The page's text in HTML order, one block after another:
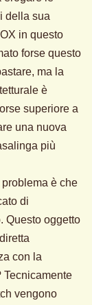
della sua
in questo
forse questo
ma la
è
superiore a
una nuova
più
problema è che
di
Questo oggetto
con la
Tecnicamente
vengono